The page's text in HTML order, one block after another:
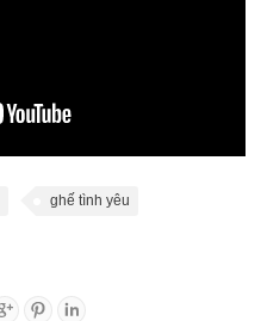
ghế tình yêu